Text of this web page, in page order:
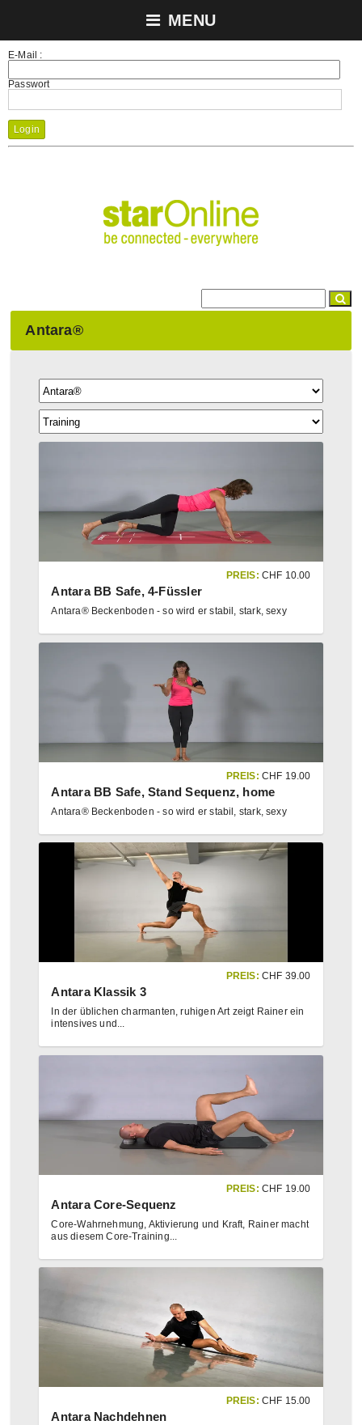
MENU
E-Mail :
Passwort
Login
Antara®
PREIS: CHF 10.00
Antara BB Safe, 4-Füssler
Antara® Beckenboden - so wird er stabil, stark, sexy
PREIS: CHF 19.00
Antara BB Safe, Stand Sequenz, home
Antara® Beckenboden - so wird er stabil, stark, sexy
PREIS: CHF 39.00
Antara Klassik 3
In der üblichen charmanten, ruhigen Art zeigt Rainer ein
intensives und ...
PREIS: CHF 19.00
Antara Core-Sequenz
Core-Wahrnehmung, Aktivierung und Kraft, Rainer macht
aus diesem Core-Training
PREIS: CHF 15.00
Antara Nachdehnen